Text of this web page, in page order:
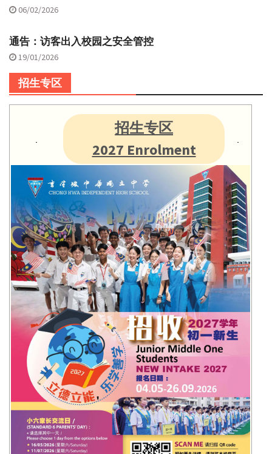
06/02/2026
通告：访客出入校园之安全管控
19/01/2026
招生专区
招生专区
2027 Enrolment